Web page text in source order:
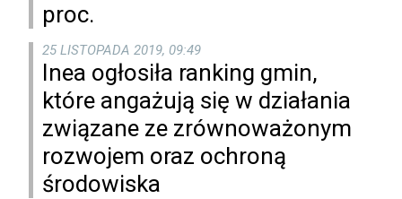
proc.
25 LISTOPADA 2019, 09:49
Inea ogłosiła ranking gmin,
które angażują się w działania
związane ze zrównoważonym
rozwojem oraz ochroną
środowiska